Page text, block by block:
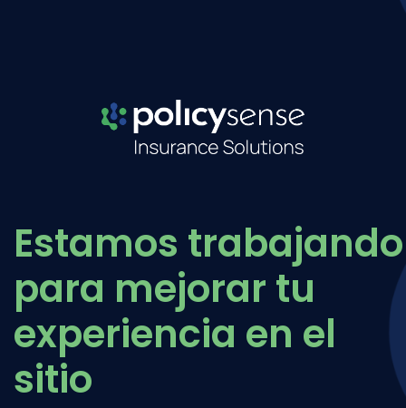
Estamos trabajando
para mejorar tu
experiencia en el
sitio